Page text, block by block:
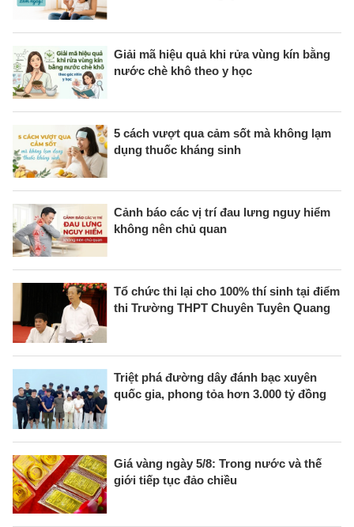
Giải mã hiệu quả khi rửa vùng kín bằng
nước chè khô theo y học
5 cách vượt qua cảm sốt mà không lạm
dụng thuốc kháng sinh
Cảnh báo các vị trí đau lưng nguy hiểm
không nên chủ quan
Tổ chức thi lại cho 100% thí sinh tại điểm
thi Trường THPT Chuyên Tuyên Quang
Triệt phá đường dây đánh bạc xuyên
quốc gia, phong tỏa hơn 3.000 tỷ đồng
Giá vàng ngày 5/8: Trong nước và thế
giới tiếp tục đảo chiều